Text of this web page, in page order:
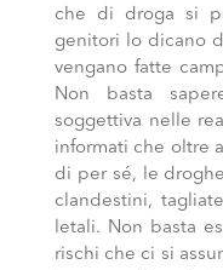
che di droga si
genitori lo dicano
vengano fatte
Non basta
soggettiva nelle
informati che oltre
di per sé, le
clandestini,
letali. Non basta
rischi che ci si